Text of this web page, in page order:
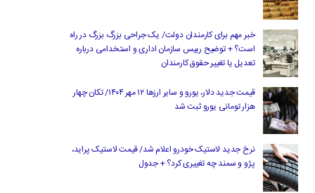
خبر مهم برای کارمندان دولت/ یک جراحی بزرگ بزرگ در راه
است؟ + توضیح رییس سازمان اداری و استخدامی درباره
تعدیل یا تغییر حقوق کارمندان
قیمت جدید دلار، یورو و سایر ارزها ۱۲ مهر ۱۴۰۴/ تکان چهار
هزار تومانی یورو ثبت شد
نرخ جدید لاستیک خودرو اعلام شد/ قیمت لاستیک پراید،
پژو و سمند چه تغییری کرد؟ + جدول